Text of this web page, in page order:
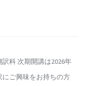
訳科 次期開講は2026年
ご興味をお持ちの方